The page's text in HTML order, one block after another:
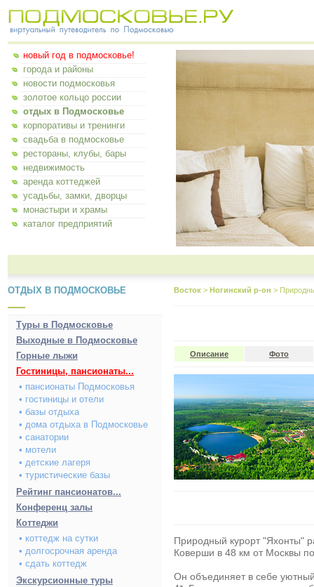
новый год в подмосковье!
города и районы
новости подмосковья
золотое кольцо россии
отдых в Подмосковье
корпоративы и тренинги
свадьба в подмосковье
рестораны, клубы, бары
недвижимость
аренда коттеджей
усадьбы, замки, дворцы
монастыри и храмы
каталог предприятий
ОТДЫХ В ПОДМОСКОВЬЕ
Туры в Подмосковье
Выходные в Подмосковье
Горные лыжи
Гостиницы, пансионаты...
• пансионаты Подмосковья
• гостиницы и отели
• базы отдыха
• дома отдыха в Подмосковье
• санатории
• мотели
• детские лагеря
• туристические базы
Рейтинг пансионатов...
Конференц залы
Коттеджи
• коттедж на сутки
• долгосрочная аренда
• сдать коттедж
Экскурсионные туры
Восток > Ногинский р-он >
Описание Фото
Природный курорт "Яхонты"
Коверши в 48 км от Москвы
Он объединяет в себе